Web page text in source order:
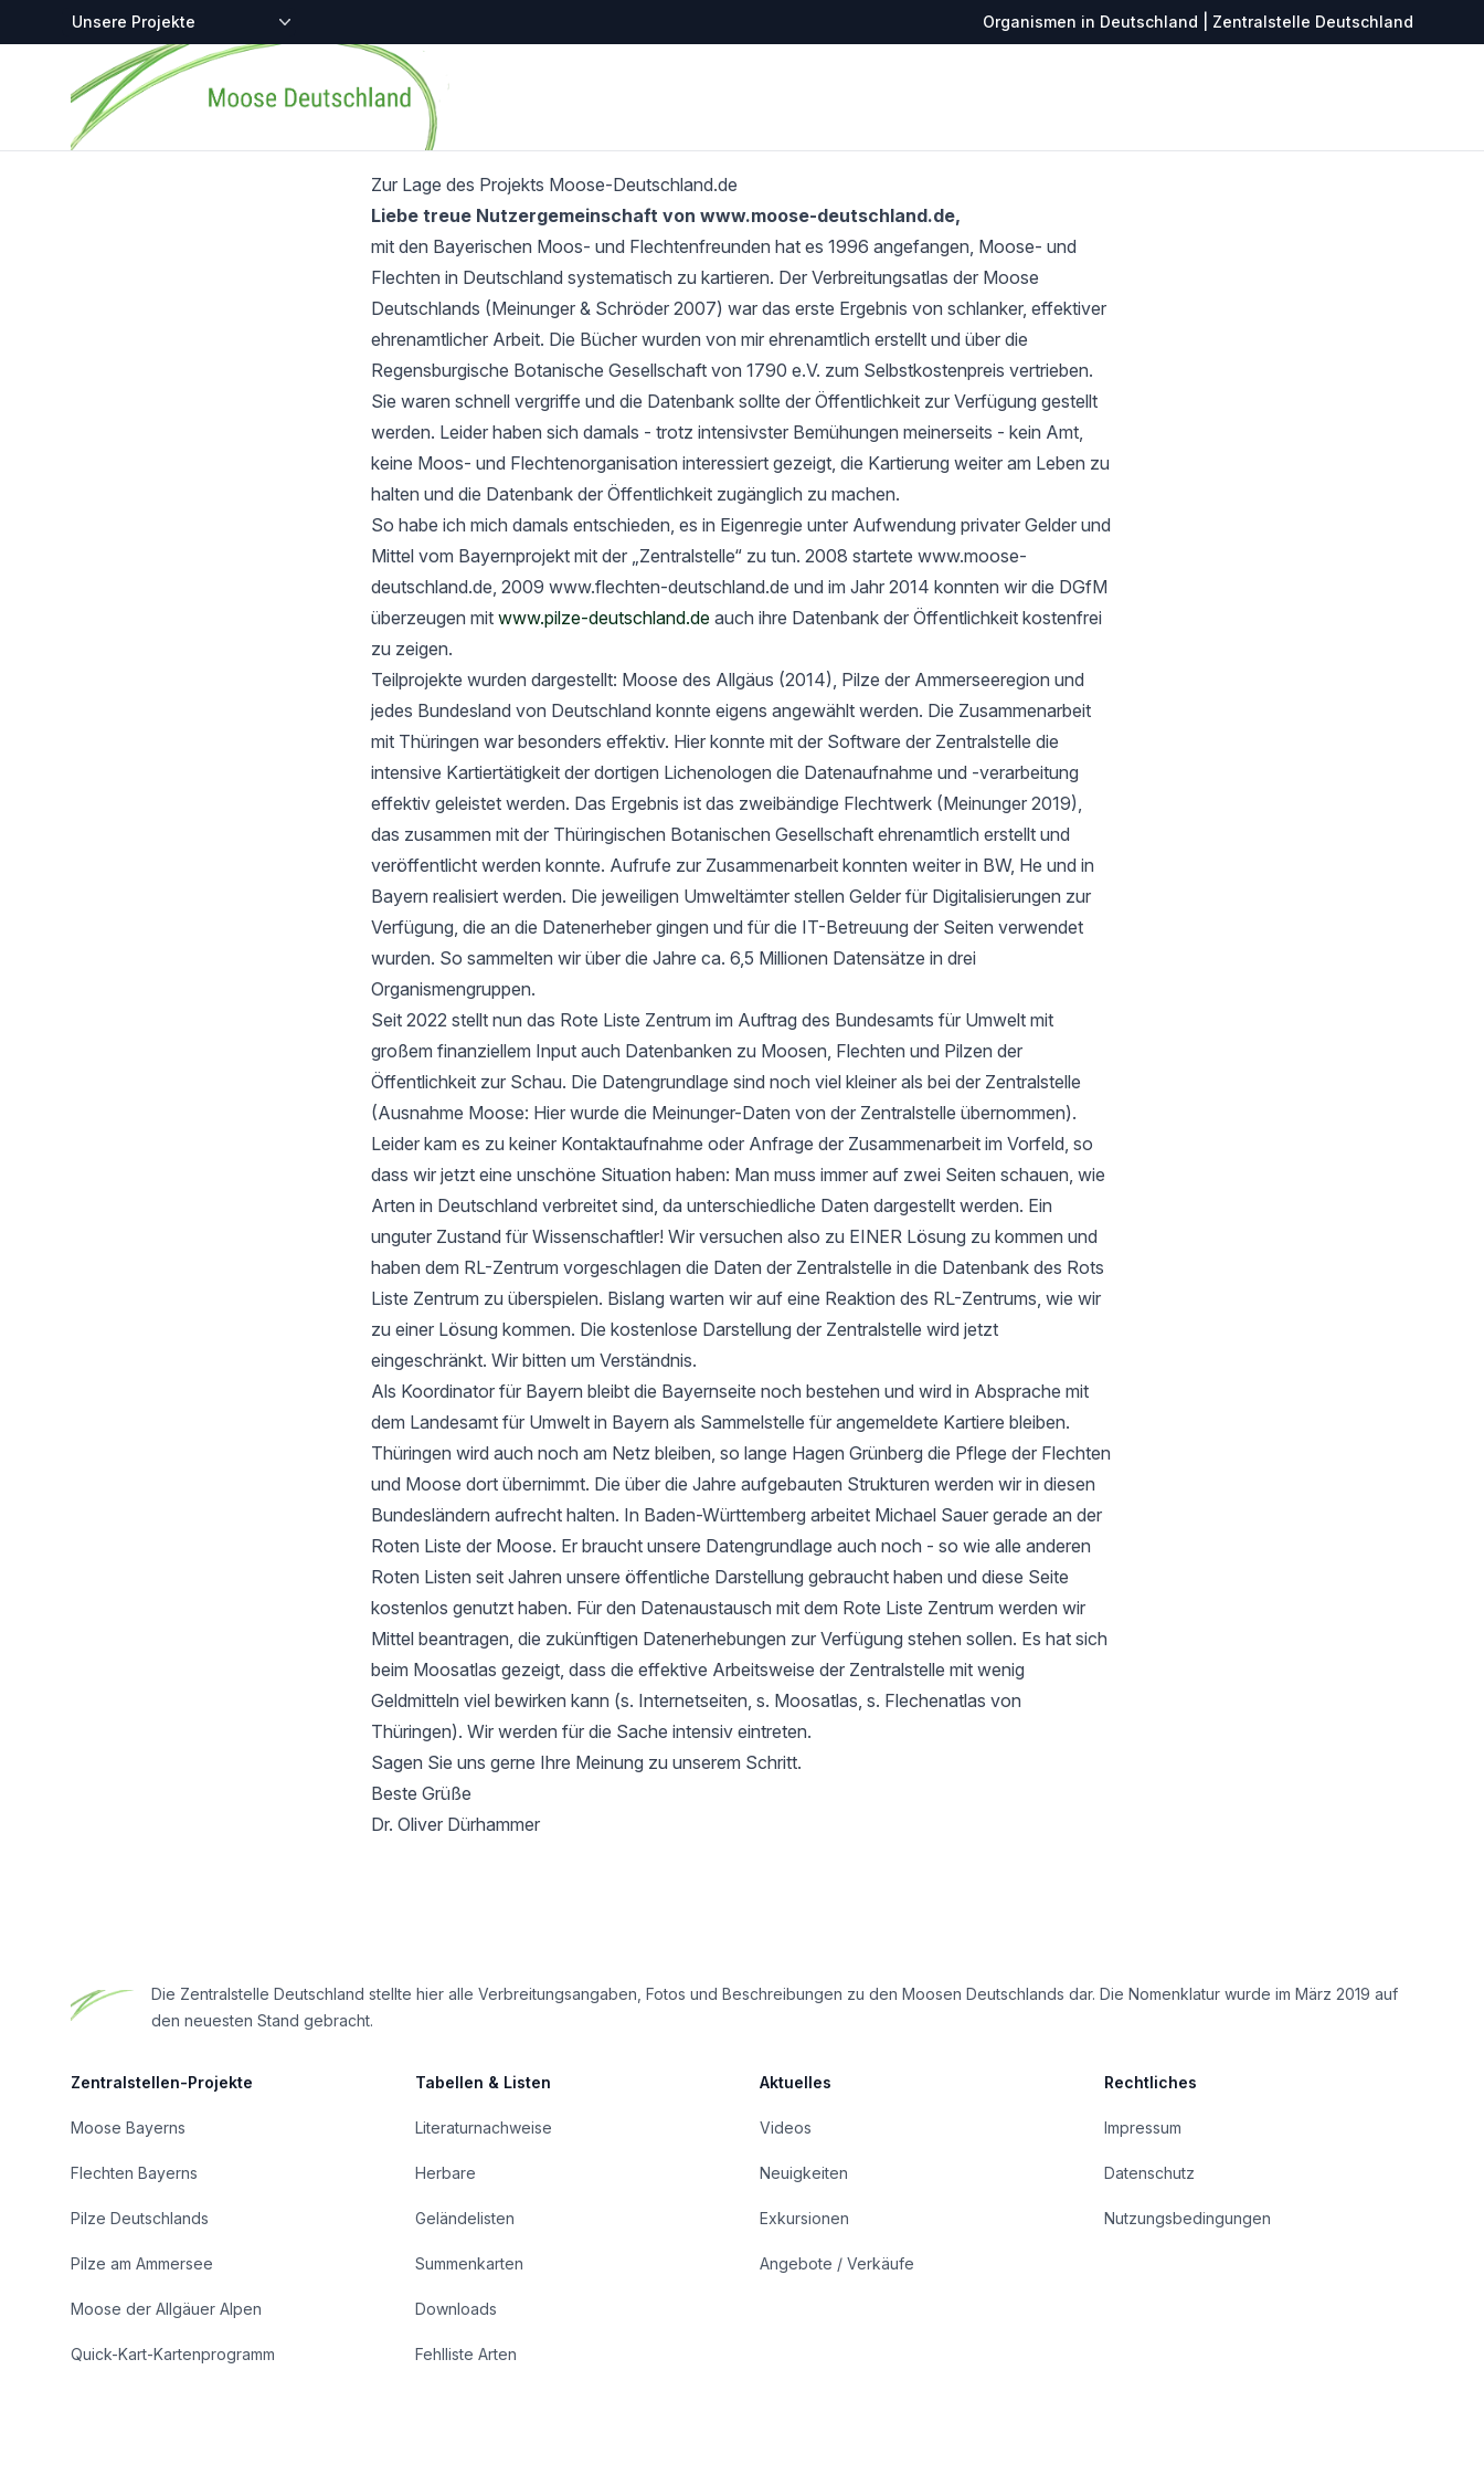
Zentralstellen-Projekte Organismen in Deutschland | Zentralstelle Deutschland
Startseite
Zur Lage des Projekts Moose-Deutschland.de
Liebe treue Nutzergemeinschaft von www.moose-deutschland.de,
mit den Bayerischen Moos- und Flechtenfreunden hat es 1996 angefangen, Moose- und
Flechten in Deutschland systematisch zu kartieren. Der Verbreitungsatlas der Moose
Deutschlands (Meinunger & Schröder 2007) war das erste Ergebnis von schlanker, effektiver
ehrenamtlicher Arbeit. Die Bücher wurden von mir ehrenamtlich erstellt und über die
Regensburgische Botanische Gesellschaft von 1790 e.V. zum Selbstkostenpreis vertrieben.
Sie waren schnell vergriffe und die Datenbank sollte der Öffentlichkeit zur Verfügung gestellt
werden. Leider haben sich damals - trotz intensivster Bemühungen meinerseits - kein Amt,
keine Moos- und Flechtenorganisation interessiert gezeigt, die Kartierung weiter am Leben zu
halten und die Datenbank der Öffentlichkeit zugänglich zu machen.
So habe ich mich damals entschieden, es in Eigenregie unter Aufwendung privater Gelder und
Mittel vom Bayernprojekt mit der „Zentralstelle“ zu tun. 2008 startete www.moose-
deutschland.de, 2009 www.flechten-deutschland.de und im Jahr 2014 konnten wir die DGfM
überzeugen mit www.pilze-deutschland.de auch ihre Datenbank der Öffentlichkeit kostenfrei
zu zeigen.
Teilprojekte wurden dargestellt: Moose des Allgäus (2014), Pilze der Ammerseeregion und
jedes Bundesland von Deutschland konnte eigens angewählt werden. Die Zusammenarbeit
mit Thüringen war besonders effektiv. Hier konnte mit der Software der Zentralstelle die
intensive Kartiertätigkeit der dortigen Lichenologen die Datenaufnahme und -verarbeitung
effektiv geleistet werden. Das Ergebnis ist das zweibändige Flechtwerk (Meinunger 2019),
das zusammen mit der Thüringischen Botanischen Gesellschaft ehrenamtlich erstellt und
veröffentlicht werden konnte. Aufrufe zur Zusammenarbeit konnten weiter in BW, He und in
Bayern realisiert werden. Die jeweiligen Umweltämter stellen Gelder für Digitalisierungen zur
Verfügung, die an die Datenerheber gingen und für die IT-Betreuung der Seiten verwendet
wurden. So sammelten wir über die Jahre ca. 6,5 Millionen Datensätze in drei
Organismengruppen.
Seit 2022 stellt nun das Rote Liste Zentrum im Auftrag des Bundesamts für Umwelt mit
großem finanziellem Input auch Datenbanken zu Moosen, Flechten und Pilzen der
Öffentlichkeit zur Schau. Die Datengrundlage sind noch viel kleiner als bei der Zentralstelle
(Ausnahme Moose: Hier wurde die Meinunger-Daten von der Zentralstelle übernommen).
Leider kam es zu keiner Kontaktaufnahme oder Anfrage der Zusammenarbeit im Vorfeld, so
dass wir jetzt eine unschöne Situation haben: Man muss immer auf zwei Seiten schauen, wie
Arten in Deutschland verbreitet sind, da unterschiedliche Daten dargestellt werden. Ein
unguter Zustand für Wissenschaftler! Wir versuchen also zu EINER Lösung zu kommen und
haben dem RL-Zentrum vorgeschlagen die Daten der Zentralstelle in die Datenbank des Rots
Liste Zentrum zu überspielen. Bislang warten wir auf eine Reaktion des RL-Zentrums, wie wir
zu einer Lösung kommen. Die kostenlose Darstellung der Zentralstelle wird jetzt
eingeschränkt. Wir bitten um Verständnis.
Als Koordinator für Bayern bleibt die Bayernseite noch bestehen und wird in Absprache mit
dem Landesamt für Umwelt in Bayern als Sammelstelle für angemeldete Kartiere bleiben.
Thüringen wird auch noch am Netz bleiben, so lange Hagen Grünberg die Pflege der Flechten
und Moose dort übernimmt. Die über die Jahre aufgebauten Strukturen werden wir in diesen
Bundesländern aufrecht halten. In Baden-Württemberg arbeitet Michael Sauer gerade an der
Roten Liste der Moose. Er braucht unsere Datengrundlage auch noch - so wie alle anderen
Roten Listen seit Jahren unsere öffentliche Darstellung gebraucht haben und diese Seite
kostenlos genutzt haben. Für den Datenaustausch mit dem Rote Liste Zentrum werden wir
Mittel beantragen, die zukünftigen Datenerhebungen zur Verfügung stehen sollen. Es hat sich
beim Moosatlas gezeigt, dass die effektive Arbeitsweise der Zentralstelle mit wenig
Geldmitteln viel bewirken kann (s. Internetseiten, s. Moosatlas, s. Flechenatlas von
Thüringen). Wir werden für die Sache intensiv eintreten.
Sagen Sie uns gerne Ihre Meinung zu unserem Schritt.
Beste Grüße
Dr. Oliver Dürhammer
Die Zentralstelle Deutschland stellte hier alle Verbreitungsangaben, Fotos und Beschreibungen zu den Moosen Deutschlands dar. Die Nomenklatur wurde im März 2019 auf
den neuesten Stand gebracht.
Zentralstellen-Projekte
Moose Bayerns
Flechten Bayerns
Pilze Deutschlands
Pilze am Ammersee
Moose der Allgäuer Alpen
Quick-Kart-Kartenprogramm
Tabellen & Listen
Literaturnachweise
Herbare
Geländelisten
Summenkarten
Downloads
Fehlliste Arten
Aktuelles
Videos
Neuigkeiten
Exkursionen
Angebote / Verkäufe
Rechtliches
Impressum
Datenschutz
Nutzungsbedingungen